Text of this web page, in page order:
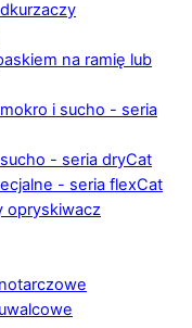
na ramię lub
i sucho - seria
- seria dryCat
- seria flexCat
opryskiwacz